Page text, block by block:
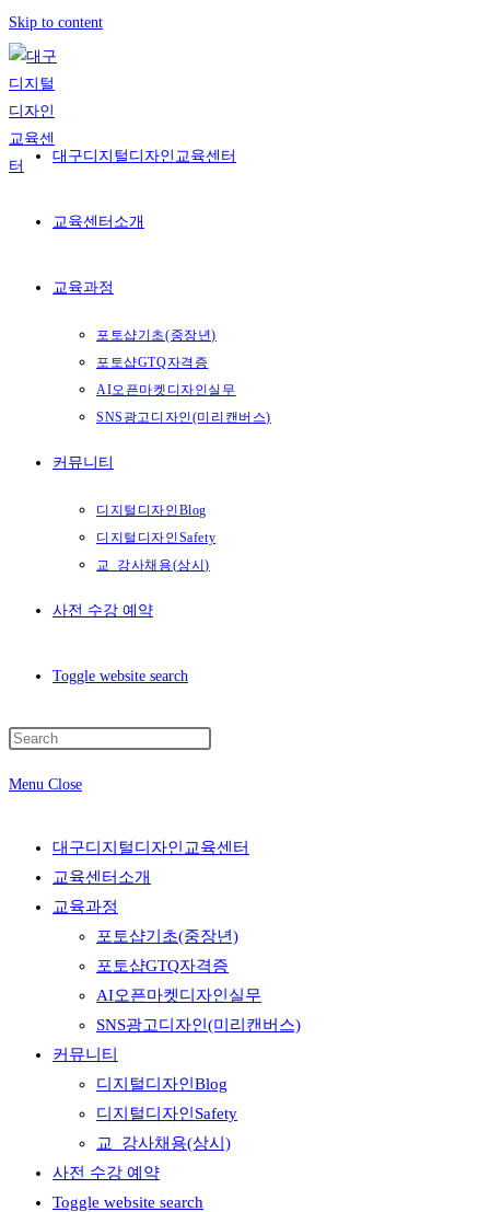
Skip to content
대구디지털디자인교육센터
교육센터소개
교육과정
포토샵기초(중장년)
포토샵GTQ자격증
AI오픈마켓디자인실무
SNS광고디자인(미리캔버스)
커뮤니티
디지털디자인Blog
디지털디자인Safety
교_강사채용(상시)
사전 수강 예약
Toggle website search
Menu Close
대구디지털디자인교육센터
교육센터소개
교육과정
포토샵기초(중장년)
포토샵GTQ자격증
AI오픈마켓디자인실무
SNS광고디자인(미리캔버스)
커뮤니티
디지털디자인Blog
디지털디자인Safety
교_강사채용(상시)
사전 수강 예약
Toggle website search